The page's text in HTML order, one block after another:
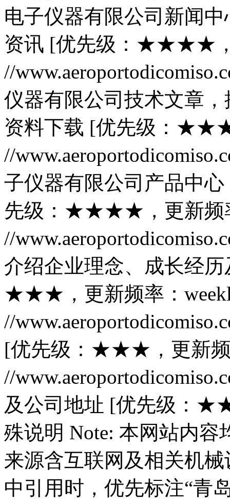
电子仪器有限公司新闻
资讯 [优先级：★★★★，
//
仪器有限公司技术文章
资料下载 [优先级：
//
子仪器有限公司产品中
先级：★★★★，更新频
//
介绍企业理念、成长经
★★★，更新频率：
//
[优先级：★★★，更新频
//
及公司地址 [优先级：
殊说明 Note: 本网站内
来源含互联网及相关机
中引用时，优先标注“青